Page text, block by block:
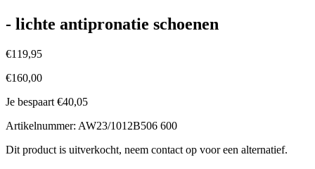
- lichte antipronatie schoenen
€119,95
€160,00
Je bespaart €40,05
Artikelnummer: AW23/1012B506 600
Dit product is uitverkocht, neem contact op voor een alternatief.